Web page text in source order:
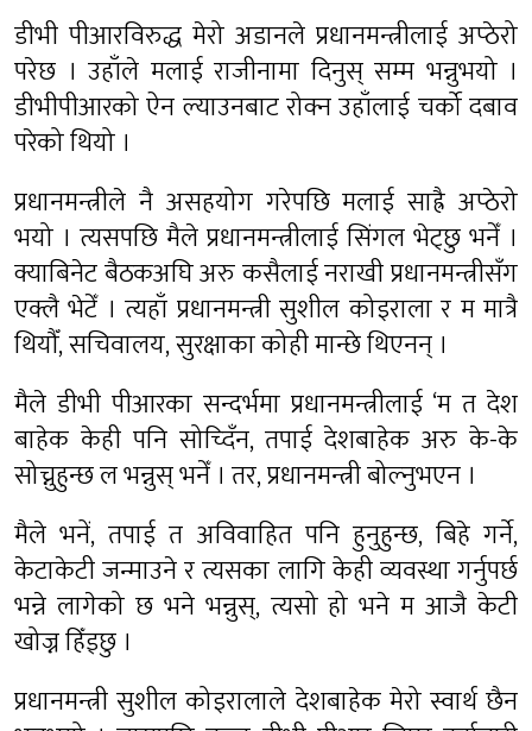
डीभी पीआरविरुद्ध मेरो अडानले प्रधानमन्त्रीलाई अप्ठेरो
परेछ । उहाँले मलाई राजीनामा दिनुस् सम्म भन्नुभयो ।
डीभीपीआरको ऐन ल्याउनबाट रोक्न उहाँलाई चर्को दबाव
परेको थियो ।
प्रधानमन्त्रीले नै असहयोग गरेपछि मलाई साह्रै अप्ठेरो
भयो । त्यसपछि मैले प्रधानमन्त्रीलाई सिंगल भेट्छु भनेँ ।
क्याबिनेट बैठकअघि अरु कसैलाई नराखी प्रधानमन्त्रीसँग
एक्लै भेटेँ । त्यहाँ प्रधानमन्त्री सुशील कोइराला र म मात्रै
थियौँ, सचिवालय, सुरक्षाका कोही मान्छे थिएनन् ।
मैले डीभी पीआरका सन्दर्भमा प्रधानमन्त्रीलाई ‘म त देश
बाहेक केही पनि सोच्दिँन, तपाई देशबाहेक अरु के-के
सोच्नुहुन्छ ल भन्नुस् भनेँ । तर, प्रधानमन्त्री बोल्नुभएन ।
मैले भनें, तपाई त अविवाहित पनि हुनुहुन्छ, बिहे गर्ने,
केटाकेटी जन्माउने र त्यसका लागि केही व्यवस्था गर्नुपर्छ
भन्ने लागेको छ भने भन्नुस्, त्यसो हो भने म आजै केटी
खोज्न हिँड्छु ।
प्रधानमन्त्री सुशील कोइरालाले देशबाहेक मेरो स्वार्थ छैन